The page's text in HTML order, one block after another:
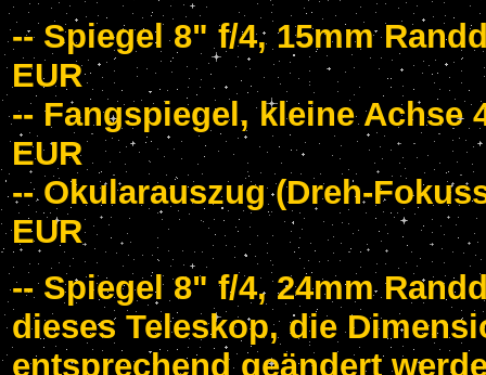
-- Spiegel 8" f/4, 15mm
EUR
-- Fangspiegel, kleine Achse
EUR
-- Okularauszug (Dreh-
EUR
-- Spiegel 8" f/4, 24mm
dieses Teleskop, die
entsprechend geändert